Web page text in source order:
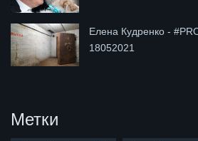
Елена Кудренко -
18052021
Метки